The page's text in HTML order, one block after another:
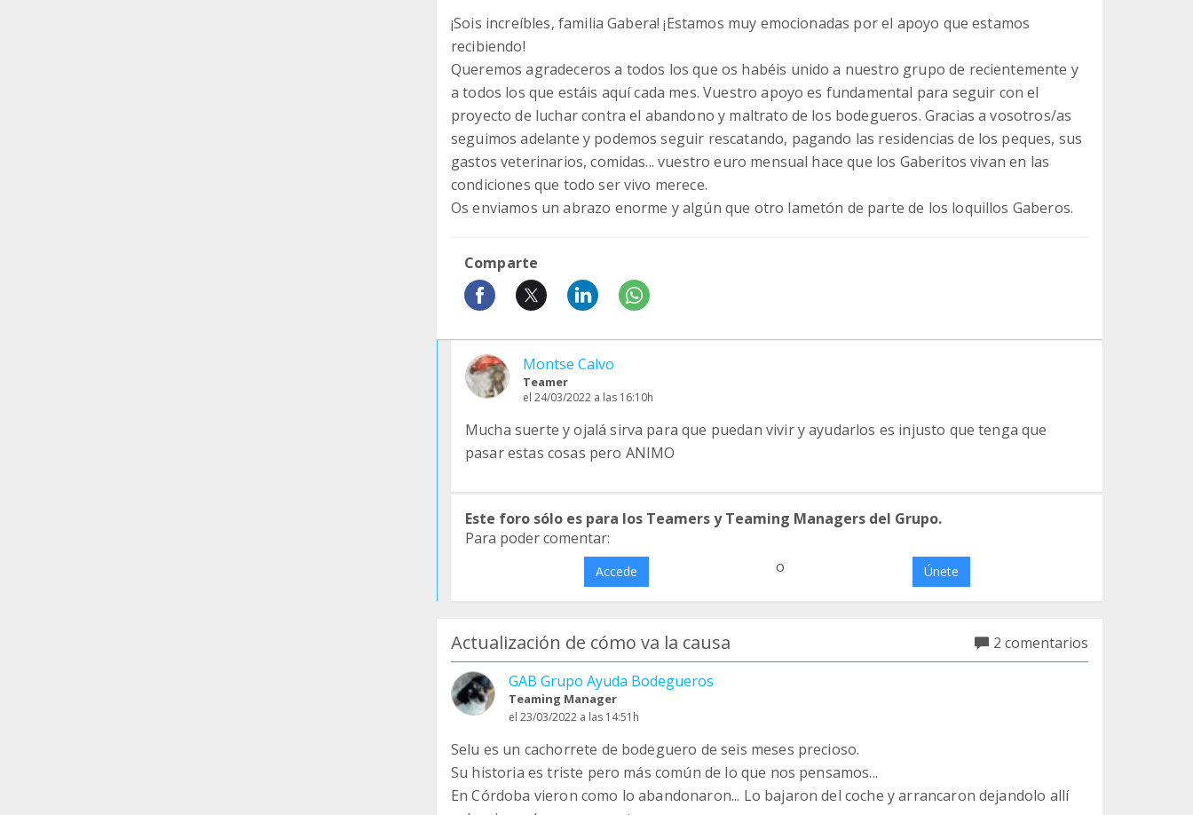
¡Sois increíbles, familia Gabera! ¡Estamos muy emocionadas por el apoyo que estamos
recibiendo!
Queremos agradeceros a todos los que os habéis unido a nuestro grupo de recientemente y
a todos los que estáis aquí cada mes. Vuestro apoyo es fundamental para seguir con el
proyecto de luchar contra el abandono y maltrato de los bodegueros. Gracias a vosotros/as
seguimos adelante y podemos seguir rescatando, pagando las residencias de los peques, sus
gastos veterinarios, comidas... vuestro euro mensual hace que los Gaberitos vivan en las
condiciones que todo ser vivo merece.
Os enviamos un abrazo enorme y algún que otro lametón de parte de los loquillos Gaberos.
Comparte
Montse Calvo
Teamer
el 24/03/2022 a las 16:10h
Mucha suerte y ojalá sirva para que puedan vivir y ayudarlos es injusto que tenga que
pasar estas cosas pero ANIMO
Este foro sólo es para los Teamers y Teaming Managers del Grupo.
Para poder comentar:
Accede o Únete
Actualización de cómo va la causa
2 comentarios
GAB Grupo Ayuda Bodegueros
Teaming Manager
el 23/03/2022 a las 14:51h
Selu es un cachorrete de bodeguero de seis meses precioso.
Su historia es triste pero más común de lo que nos pensamos...
En Córdoba vieron como lo abandonaron... Lo bajaron del coche y arrancaron dejandolo allí